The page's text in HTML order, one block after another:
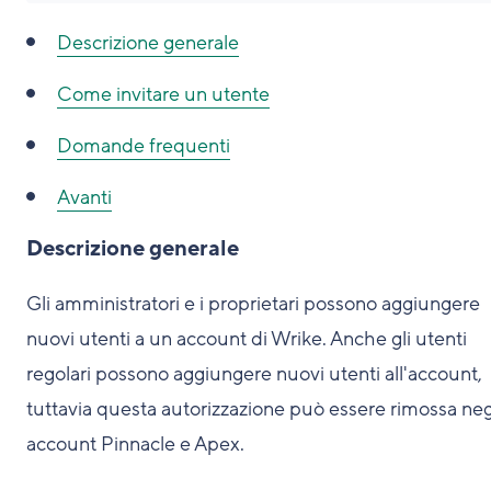
Descrizione generale
Come invitare un utente
Domande frequenti
Avanti
Descrizione generale
Gli amministratori e i proprietari possono aggiungere
nuovi utenti a un account di Wrike. Anche gli utenti
regolari possono aggiungere nuovi utenti all'account,
tuttavia questa autorizzazione può essere rimossa
account Pinnacle e Apex.